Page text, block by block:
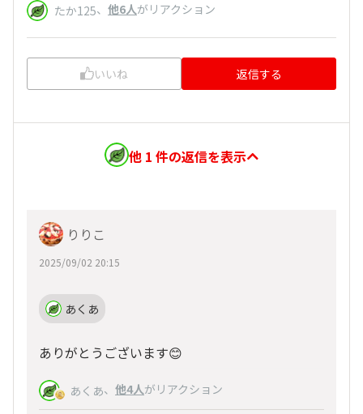
たか125、 他6人がリアクション
いいね 返信する
他 1 件の返信を表示
りりこ
2025/09/02 20:15
あくあ
ありがとうございます😊
あくあ、 他4人がリアクション